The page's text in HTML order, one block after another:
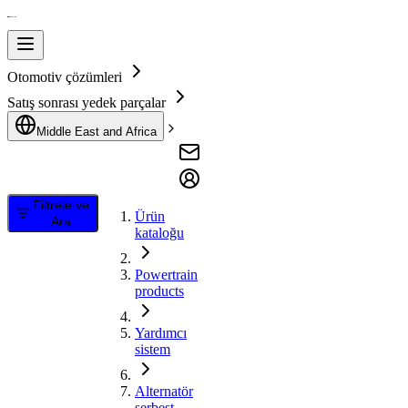
Otomotiv çözümleri
Satış sonrası yedek parçalar
Middle East and Africa
Filtrele ve
Ara
Ürün
kataloğu
Powertrain
products
Yardımcı
sistem
Alternatör